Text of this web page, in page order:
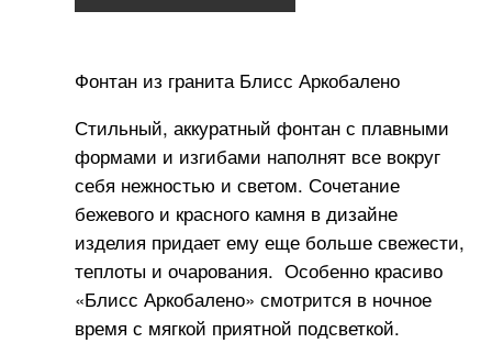
Фонтан из гранита Блисс Аркобалено
Стильный, аккуратный фонтан с плавными
формами и изгибами наполнят все вокруг
себя нежностью и светом. Сочетание
бежевого и красного камня в дизайне
изделия придает ему еще больше свежести,
теплоты и очарования. Особенно красиво
«Блисс Аркобалено» смотрится в ночное
время с мягкой приятной подсветкой.